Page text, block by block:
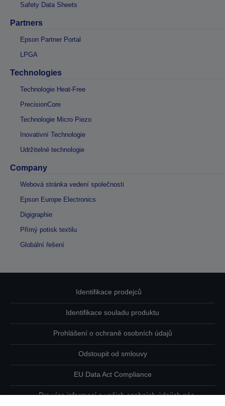
Safety Data Sheets
Partners
Epson Partner Portal
LPGA
Technologies
Technologie Heat-Free
PrecisionCore
Technologie Micro Piezo
Inovativní Technologie
Udržitelné technologie
Company
Webová stránka vedení společnosti
Epson Europe Electronics
Digigraphie
Přímý potisk textilu
Globální řešení
Identifikace prodejců
Identifikace souladu produktu
Prohlášení o ochraně osobních údajů
Odstoupit od smlouvy
EU Data Act Compliance
Pro více informací o vašich osobních údajích nás